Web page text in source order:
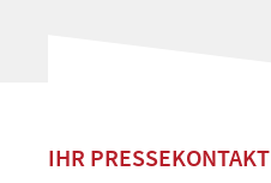
IHR PRESSEKONTAKT